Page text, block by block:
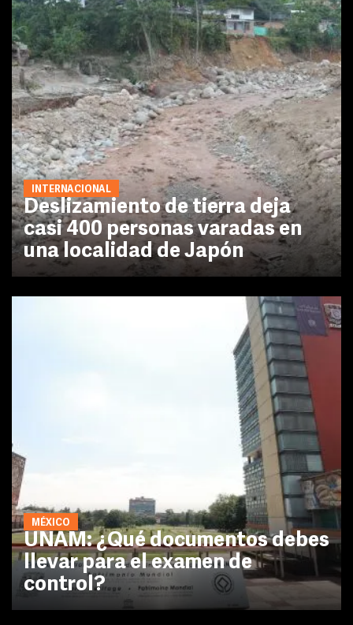
INTERNACIONAL
Deslizamiento de tierra deja
casi 400 personas varadas en
una localidad de Japón
MÉXICO
UNAM: ¿Qué documentos debes
llevar para el examen de
control?